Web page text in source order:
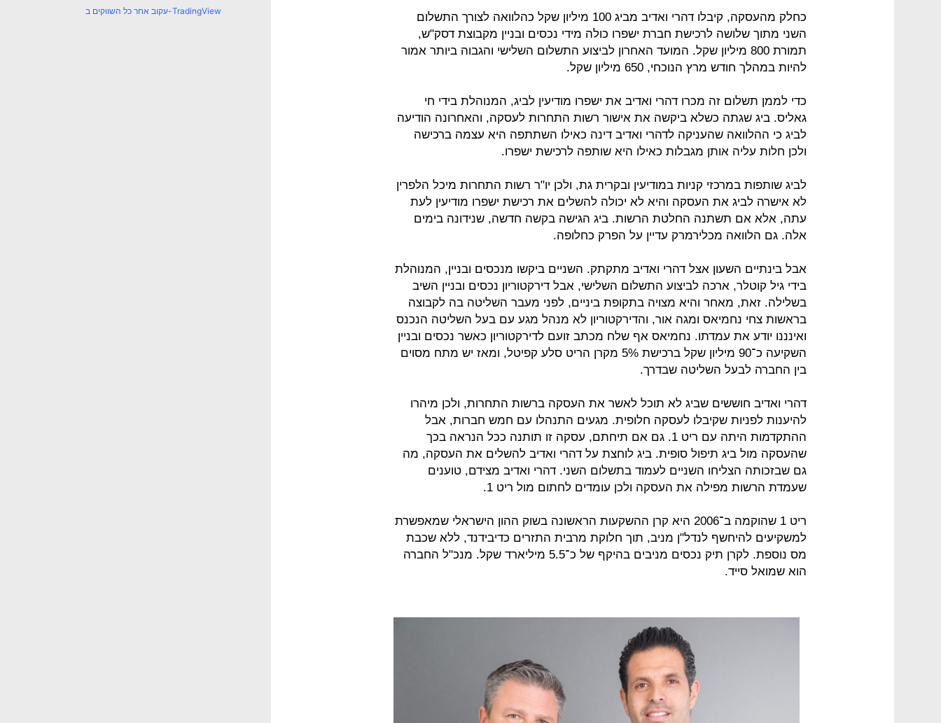
כחלק מהעסקה, קיבלו דהרי ואדיב מביג 100 מיליון שקל כהלוואה לצורך התשלום
השני מתוך שלושה לרכישת חברת ישפרו כולה מידי נכסים ובניין מקבוצת דסק"ש,
תמורת 800 מיליון שקל. המועד האחרון לביצוע התשלום השלישי והגבוה ביותר אמור
להיות במהלך חודש מרץ הנוכחי, 650 מיליון שקל.
כדי לממן תשלום זה מכרו דהרי ואדיב את ישפרו מודיעין לביג, המנוהלת בידי חי
גאליס. ביג שגתה כשלא ביקשה את אישור רשות התחרות לעסקה, והאחרונה הודיעה
לביג כי ההלוואה שהעניקה לדהרי ואדיב דינה כאילו השתתפה היא עצמה ברכישה
ולכן חלות עליה אותן מגבלות כאילו היא שותפה לרכישת ישפרו.
לביג שותפות במרכזי קניות במודיעין ובקרית גת, ולכן יו"ר רשות התחרות מיכל הלפרין
לא אישרה לביג את העסקה והיא לא יכולה להשלים את רכישת ישפרו מודיעין לעת
עתה, אלא אם תשתנה החלטת הרשות. ביג הגישה בקשה חדשה, שנידונה בימים
אלה. גם הלוואה מכלירמרק עדיין על הפרק כחלופה.
אבל בינתיים השעון אצל דהרי ואדיב מתקתק. השניים ביקשו מנכסים ובניין, המנוהלת
בידי גיל קוטלר, ארכה לביצוע התשלום השלישי, אבל דירקטוריון נכסים ובניין השיב
בשלילה. זאת, מאחר והיא מצויה בתקופת ביניים, לפני מעבר השליטה בה לקבוצה
בראשות צחי נחמיאס ומגה אור, והדירקטוריון לא מנהל מגע עם בעל השליטה הנכנס
ואינננו יודע את עמדתו. נחמיאס אף שלח מכתב זועם לדירקטוריון כאשר נכסים ובניין
השקיעה כ־90 מיליון שקל ברכישת 5% מקרן הריט סלע קפיטל, ומאז יש מתח מסוים
בין החברה לבעל השליטה שבדרך.
דהרי ואדיב חוששים שביג לא תוכל לאשר את העסקה ברשות התחרות, ולכן מיהרו
להיענות לפניות שקיבלו לעסקה חלופית. מגעים התנהלו עם חמש חברות, אבל
ההתקדמות היתה עם ריט 1. גם אם תיחתם, עסקה זו תותנה ככל הנראה בכך
שהעסקה מול ביג תיפול סופית. ביג לוחצת על דהרי ואדיב להשלים את העסקה, מה
גם שבזכותה הצליחו השניים לעמוד בתשלום השני. דהרי ואדיב מצידם, טוענים
שעמדת הרשות מפילה את העסקה ולכן עומדים לחתום מול ריט 1.
ריט 1 שהוקמה ב־2006 היא קרן ההשקעות הראשונה בשוק ההון הישראלי שמאפשרת
למשקיעים להיחשף לנדל"ן מניב, תוך חלוקת מרבית התזרים כדיבידנד, ללא שכבת
מס נוספת. לקרן תיק נכסים מניבים בהיקף של כ־5.5 מיליארד שקל. מנכ"ל החברה
הוא שמואל סייד.
עקוב אחר כל השווקים ב-TradingView